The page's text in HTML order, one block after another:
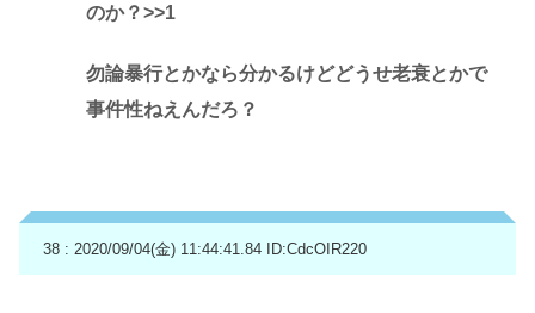
のか？>>1
勿論暴行とかなら分かるけどどうせ老衰とかで
事件性ねえんだろ？
38 : 2020/09/04(金) 11:44:41.84 ID:CdcOIR220